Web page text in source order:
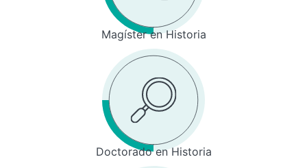
Magíster en Historia
Doctorado en Historia